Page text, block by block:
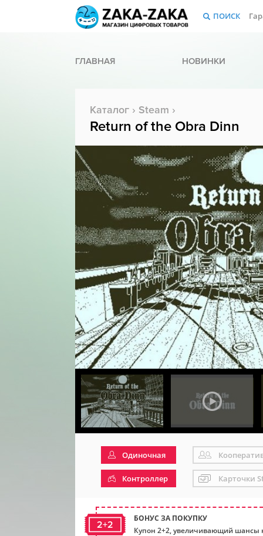
ПОИСК
ГЛАВНАЯ НОВИНКИ
Каталог › Steam ›
Return of the Obra Dinn
Одиночная
Контроллер Карточки
2+2
БОНУС ЗА ПОКУПКУ
Купон 2+2, увеличивающий шансы